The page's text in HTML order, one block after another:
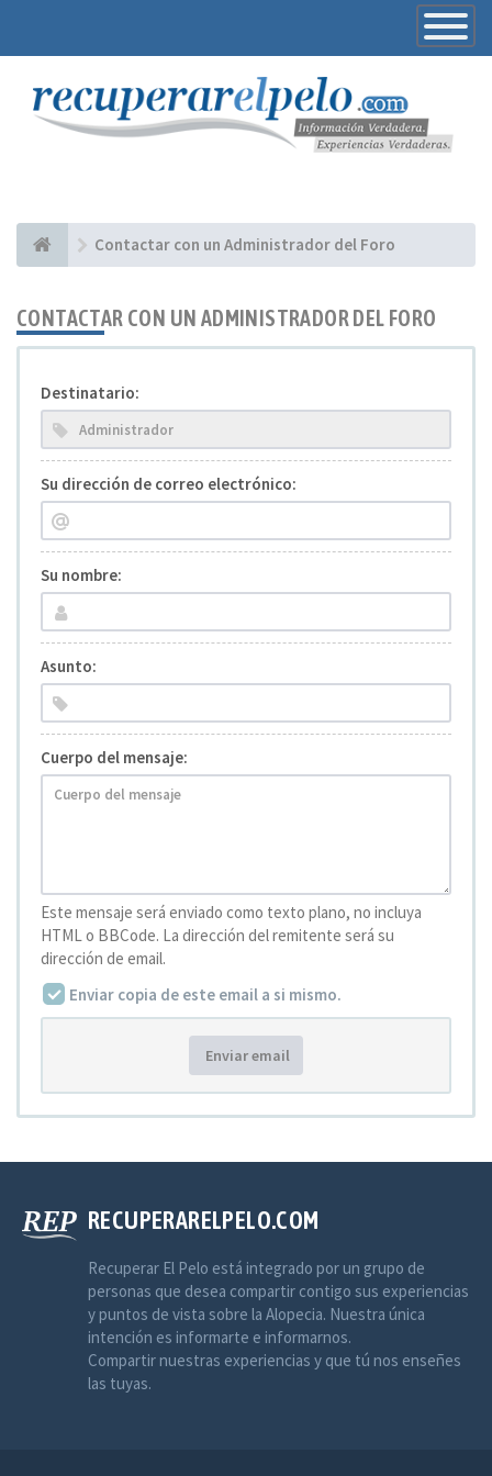
Toggle
Contactar con un Administrador del Foro
CONTACTAR CON UN ADMINISTRADOR DEL FORO
Destinatario:
Su dirección de correo electrónico:
Su nombre:
Asunto:
Cuerpo del mensaje:
Este mensaje será enviado como texto plano, no incluya
HTML o BBCode. La dirección del remitente será su
dirección de email.
Enviar copia de este email a si mismo.
Enviar email
RECUPERARELPELO.COM
Recuperar El Pelo está integrado por un grupo de
personas que desea compartir contigo sus experiencias
y puntos de vista sobre la Alopecia. Nuestra única
intención es informarte e informarnos.
Compartir nuestras experiencias y que tú nos enseñes
las tuyas.